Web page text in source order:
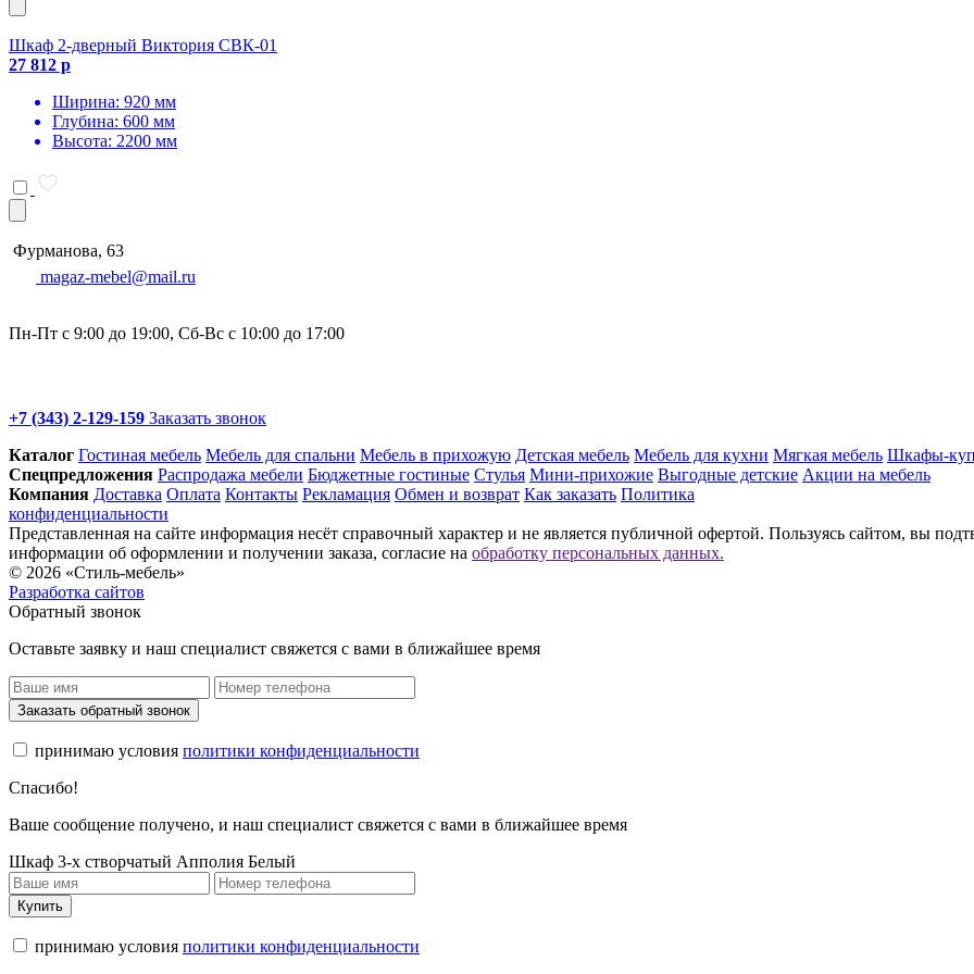
Шкаф 2-дверный Виктория СВК-01
27 812 р
Ширина: 920 мм
Глубина: 600 мм
Высота: 2200 мм
Фурманова, 63
magaz-mebel@mail.ru
Пн-Пт с 9:00 до 19:00, Сб-Вс с 10:00 до 17:00
+7 (343) 2-129-159 Заказать звонок
Каталог Гостиная мебель Мебель для спальни Мебель в прихожую Детская мебель Мебель для кухни Мягкая мебель Шкафы-
Спец­предложения Распродажа мебели Бюджетные гостиные Стулья Мини-прихожие Выгодные детские Акции на мебель
Компания Доставка Оплата Контакты Рекламация Обмен и возврат Как заказать Политика
конфиденциальности
Представленная на сайте информация несёт справочный характер и не является публичной офертой. Пользуясь сайтом, вы
информации об оформлении и получении заказа, согласие на обработку персональных данных.
© 2026 «Стиль-мебель»
Разработка сайтов
Обратный звонок
Оставьте заявку и наш специалист свяжется с вами в ближайшее время
Заказать обратный звонок
принимаю условия политики конфиденциальности
Спасибо!
Ваше сообщение получено, и наш специалист свяжется с вами в ближайшее время
Шкаф 3-х створчатый Апполия Белый
Купить
принимаю условия политики конфиденциальности